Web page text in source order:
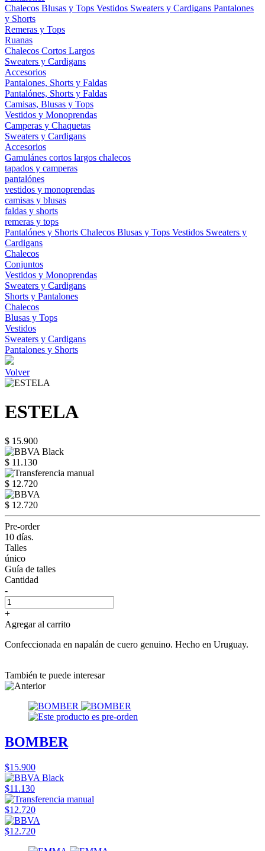
Chalecos Blusas y Tops Vestidos Sweaters y Cardigans Pantalones
y Shorts
Remeras y Tops
Ruanas
Chalecos Cortos Largos
Sweaters y Cardigans
Accesorios
Pantalones, Shorts y Faldas
Pantalónes, Shorts y Faldas
Camisas, Blusas y Tops
Vestidos y Monoprendas
Camperas y Chaquetas
Sweaters y Cardigans
Accesorios
Gamulánes cortos largos chalecos
tapados y camperas
pantalónes
vestidos y monoprendas
camisas y blusas
faldas y shorts
remeras y tops
Pantalónes y Shorts Chalecos Blusas y Tops Vestidos Sweaters y
Cardigans
Chalecos
Conjuntos
Vestidos y Monoprendas
Sweaters y Cardigans
Shorts y Pantalones
Chalecos
Blusas y Tops
Vestidos
Sweaters y Cardigans
Pantalones y Shorts
Volver
ESTELA
$ 15.900
$ 11.130
$ 12.720
$ 12.720
Pre-order
10 días.
Talles
único
Guía de talles
Cantidad
-
+
Agregar al carrito
Confeccionada en napalán de cuero genuino. Hecho en Uruguay.
También te puede interesar
BOMBER
$15.900
$11.130
$12.720
$12.720